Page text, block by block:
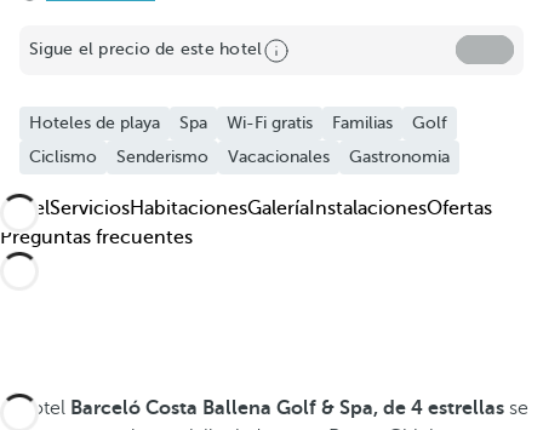
Sigue el precio de este hotel
Hoteles de playa Spa Wi-Fi gratis Familias
Golf
Ciclismo
Senderismo Vacacionales Gastronomia
HotelServiciosHabitacionesGalería InstalacionesOfertas
Preguntas frecuentes
El hotel Barceló Costa Ballena Golf & Spa, de 4 estrellas se